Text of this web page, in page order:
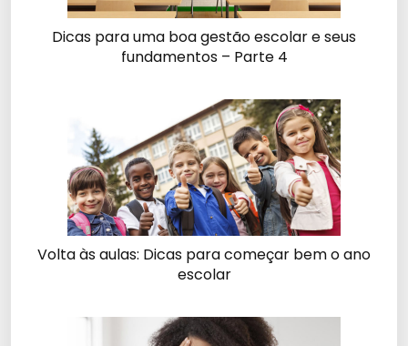
Dicas para uma boa gestão escolar e seus
fundamentos – Parte 4
Volta às aulas: Dicas para começar bem o ano
escolar